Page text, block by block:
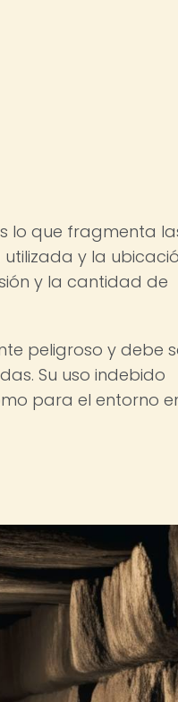
lo que fragmenta
y la
y la cantidad de
peligroso y debe
Su uso indebido
para el entorno